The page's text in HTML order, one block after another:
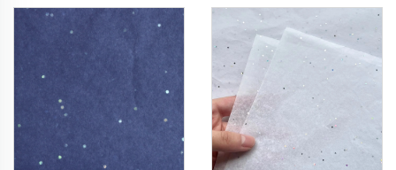
Kemasan Hadiah
Makanan, Grosir Pabrik
Kertas Pembungkus
Hadiah Bunga Baju Sepatu
Kemasan Buah Makanan